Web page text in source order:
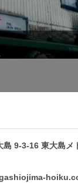
島 9-3-16 東大島メ